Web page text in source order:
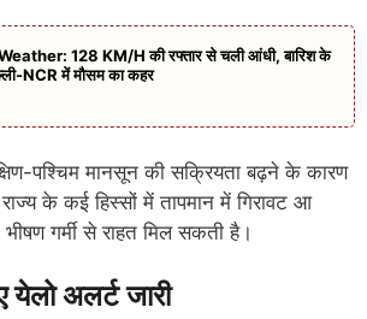
128 KM/H की रफ्तार से चली आंधी, बारिश के
NCR में मौसम का कहर
पश्चिम मानसून की सक्रियता बढ़ने के कारण
के कई हिस्सों में तापमान में गिरावट आ
गर्मी से राहत मिल सकती है।
अलर्ट जारी